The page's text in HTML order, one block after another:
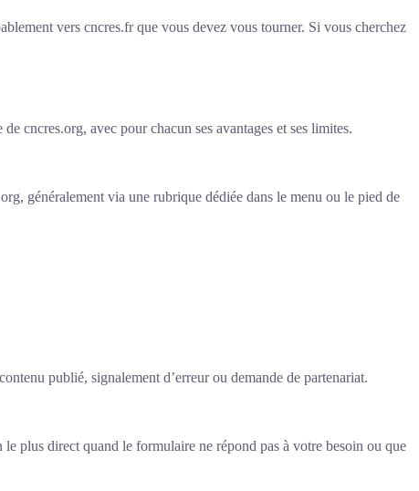
vers cncres.fr que vous devez vous tourner. Si vous cherchez
cncres.org, avec pour chacun ses avantages et ses limites.
généralement via une rubrique dédiée dans le menu ou le pied de
publié, signalement d’erreur ou demande de partenariat.
le plus direct quand le formulaire ne répond pas à votre besoin ou que